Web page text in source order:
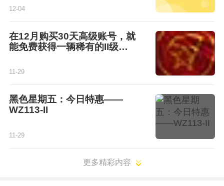
12-04
在12月购买30天高级账号，就
能免费获得一辆稀有的II级坦
11-29
黑色星期五：今日特惠——
WZ113-II
11-29
更多精彩内容